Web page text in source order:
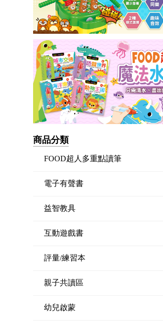
商品分類
FOOD超人多重點讀筆
電子有聲書
益智教具
互動遊戲書
評量/練習本
親子共讀區
幼兒啟蒙